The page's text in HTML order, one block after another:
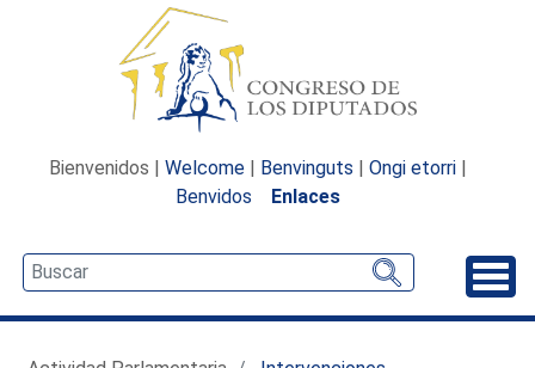
Bienvenidos | Welcome | Benvinguts | Ongi etorri |
Benvidos
Enlaces